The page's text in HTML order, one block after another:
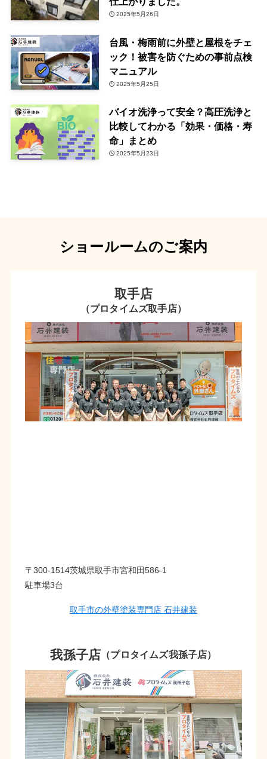
2025年5月26日
台風・梅雨前に外壁と屋根をチェ
ック！被害を防ぐための事前点検
マニュアル
2025年5月25日
バイオ洗浄って安全？高圧洗浄と
比較してわかる「効果・価格・寿
命」まとめ
2025年5月23日
ショールームのご案内
取手店
（プロタイムズ取手店）
〒300-1514茨城県取手市宮和田586-1
駐車場3台
取手市の外壁塗装専門店 石井建装
我孫子店 （プロタイムズ我孫子店）